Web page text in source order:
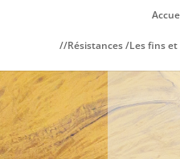
//Résistances /Les fins